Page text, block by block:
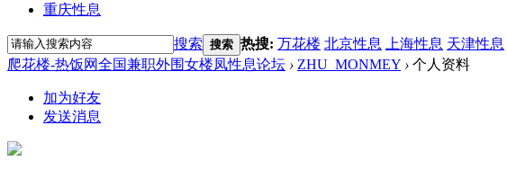
重庆性息
搜索 搜索 热搜: 万花楼 北京性息 上海性息 天津性息
爬花楼-热饭网全国兼职外围女楼凤性息论坛 › ZHU_MONMEY › 个人资料
加为好友
发送消息